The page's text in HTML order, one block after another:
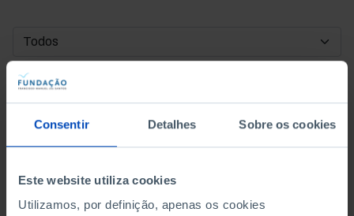
Consentir Detalhes Sobre os cookies
Este website utiliza cookies
Utilizamos, por definição, apenas os cookies
DATA DE INÍCIO
DATA DE FIM